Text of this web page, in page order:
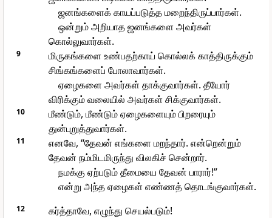
ஜனங்களைக் காயப்படுத்த மறைந்திருப்பார்கள்.
ஒன்றும் அறியாத ஜனங்களை அவர்கள்
கொல்லுவார்கள்.
9
மிருகங்களை உண்பதற்காய் கொல்லக் காத்திருக்கும்
சிங்கங்களைப் போலாவார்கள்.
ஏழைகளை அவர்கள் தாக்குவார்கள். தீயோர்
விரிக்கும் வலையில் அவர்கள் சிக்குவார்கள்.
10
மீண்டும், மீண்டும் ஏழைகளையும் பிறரையும்
துன்புறுத்துவார்கள்.
11
எனவே, “தேவன் எங்களை மறந்தார். என்றென்றும்
தேவன் நம்மிடமிருந்து விலகிச் சென்றார்.
நமக்கு ஏற்படும் தீமையை தேவன் பாரார்!”
என்று அந்த ஏழைகள் எண்ணத் தொடங்குவார்கள்.
12
கர்த்தாவே, எழுந்து செயல்படும்!